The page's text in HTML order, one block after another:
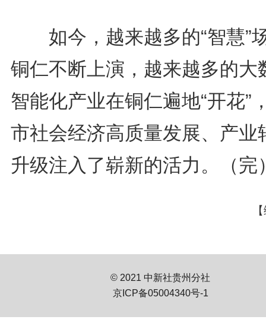
如今，越来越多的“智慧”
铜仁不断上演，越来越多的大
智能化产业在铜仁遍地“开花”
市社会经济高质量发展、产业
升级注入了崭新的活力。（完
© 2021 中新社贵州分社
京ICP备05004340号-1